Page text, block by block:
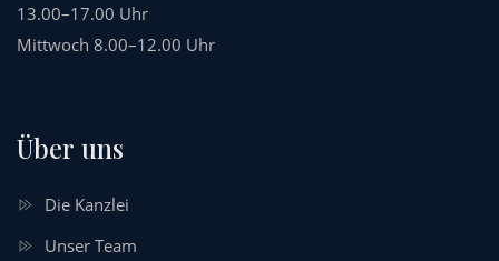
13.00–17.00 Uhr
Mittwoch 8.00–12.00 Uhr
Über uns
Die Kanzlei
Unser Team